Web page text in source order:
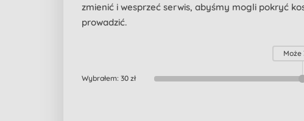
zmienić i wesprzeć serwis, abyśmy mogli pokryć
prowadzić.
Wybrałem: 30 zł
Może